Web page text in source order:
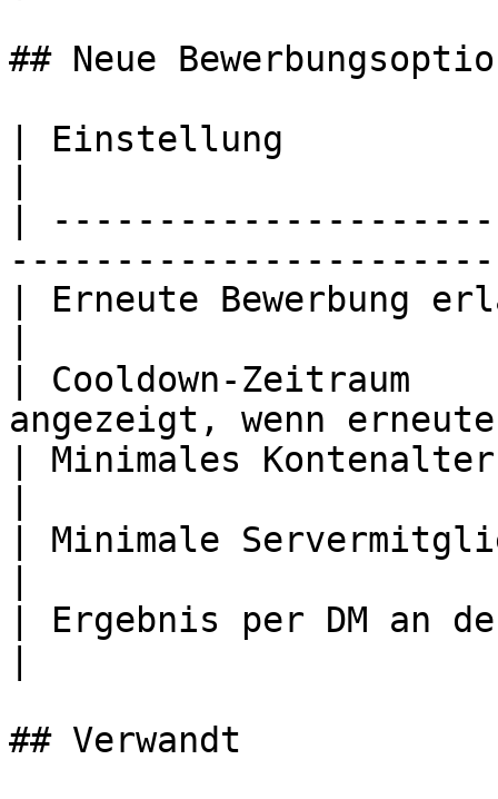
## Neue
| Einstellung
|
| Erneute Bewerbung
| Cooldown-
angezeigt, wenn
| Minimales
| Minimale
| Ergebnis per DM an
## Verwandt